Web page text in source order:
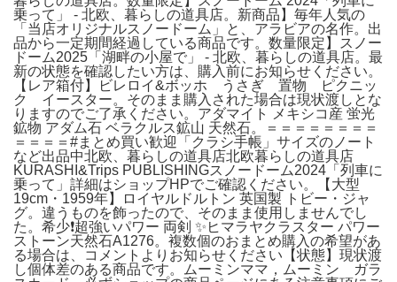
乗って」 - 北欧、暮らしの道具店。新商品】毎年人気の
「当店オリジナルスノードーム」と、アラビアの名作。出
品から一定期間経過している商品です。数量限定】スノー
ドーム2025「湖畔の小屋で」 - 北欧、暮らしの道具店。最
新の状態を確認したい方は、購入前にお知らせください。
【レア箱付】ビレロイ&ボッホ うさぎ 置物 ピクニッ
ク イースター。そのまま購入された場合は現状渡しとな
りますのでご了承ください。アダマイト メキシコ産 蛍光
鉱物 アダム石 ベラクルス鉱山 天然石。＝＝＝＝＝＝＝＝
＝＝＝＝#まとめ買い歓迎「クラシ手帳」サイズのノート
など出品中北欧、暮らしの道具店北欧暮らしの道具店
KURASHI&Trips PUBLISHINGスノードーム2024「列車に
乗って」詳細はショップHPでご確認ください。【大型
19cm・1959年】ロイヤルドルトン 英国製 トビー・ジャ
グ。違うものを飾ったので、そのまま使用しませんでし
た。希少❗️超強いパワー 両剣 ✨ヒマラヤクラスター パワー
ストーン天然石A1276。複数個のおまとめ購入の希望があ
る場合は、コメントよりお知らせください【状態】現状渡
し個体差のある商品です。ムーミンママ，ムーミン ガラ